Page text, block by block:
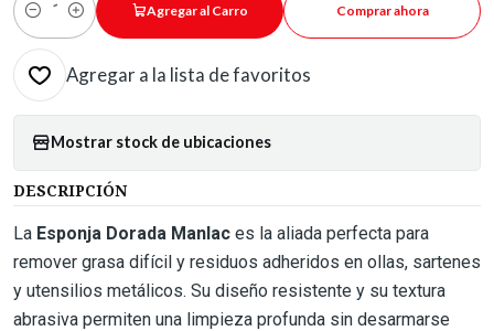
Cantidad
Agregar al Carro Comprar ahora
Agregar a la lista de favoritos
Mostrar stock de ubicaciones
DESCRIPCIÓN
La Esponja Dorada Manlac es la aliada perfecta para
remover grasa difícil y residuos adheridos en ollas, sartenes
y utensilios metálicos. Su diseño resistente y su textura
abrasiva permiten una limpieza profunda sin desarmarse